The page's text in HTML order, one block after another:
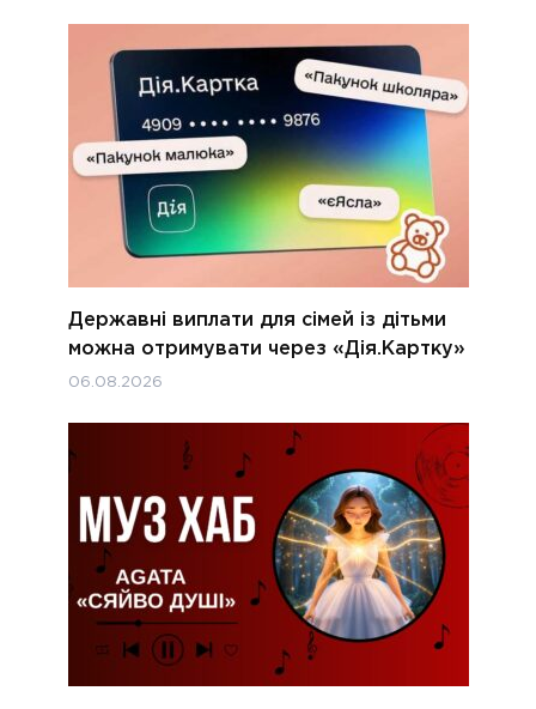
Державні виплати для сімей із дітьми
можна отримувати через «Дія.Картку»
06.08.2026